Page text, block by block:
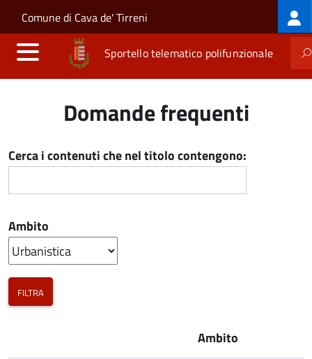
Salta al contenuto principale
Skip to site navigation
Comune di Cava de' Tirreni
Sportello telematico polifunzionale
Domande frequenti
Cerca i contenuti che nel titolo contengono:
Ambito
Ambito